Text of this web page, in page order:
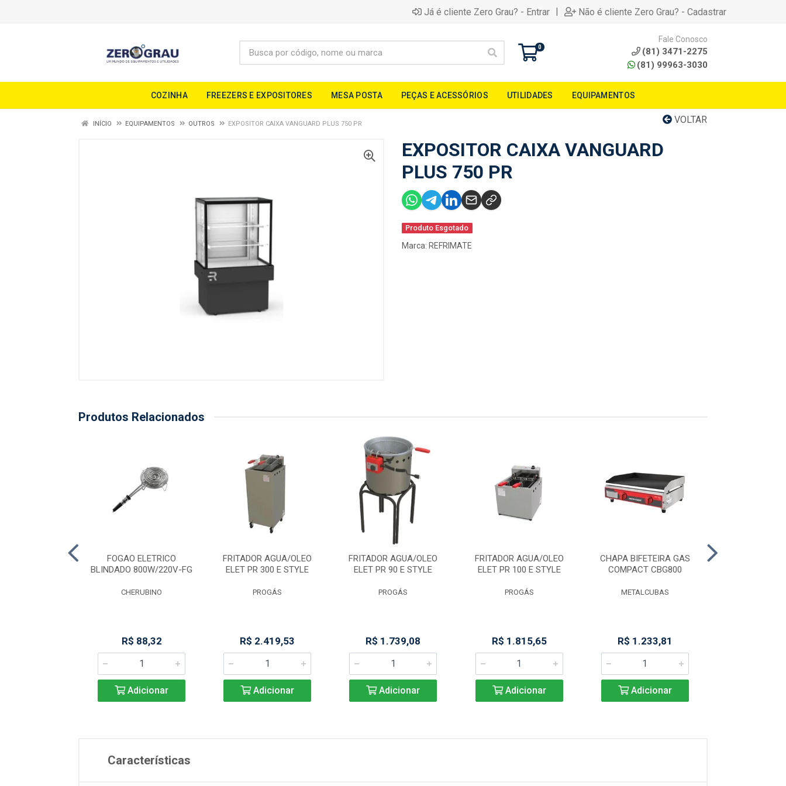
Já é cliente Zero Grau? - Entrar | Não é cliente Zero Grau? - Cadastrar
0
Fale Conosco
(81) 3471-2275
(81) 99963-3030
COZINHA FREEZERS E EXPOSITORES MESA POSTA PEÇAS E ACESSÓRIOS UTILIDADES EQUIPAMENTOS
VOLTAR
INÍCIO EQUIPAMENTOS OUTROS EXPOSITOR CAIXA VANGUARD PLUS 750 PR
EXPOSITOR CAIXA VANGUARD
PLUS 750 PR
Produto Esgotado
Marca: REFRIMATE
Produtos Relacionados
FOGAO ELETRICO
BLINDADO 800W/220V-FG
CHERUBINO
R$ 88,32
Adicionar
FRITADOR AGUA/OLEO
ELET PR 300 E STYLE
PROGÁS
R$ 2.419,53
Adicionar
FRITADOR AGUA/OLEO
ELET PR 90 E STYLE
PROGÁS
R$ 1.739,08
Adicionar
FRITADOR AGUA/OLEO
ELET PR 100 E STYLE
PROGÁS
R$ 1.815,65
Adicionar
CHAPA BIFETEIRA GAS
COMPACT CBG800
METALCUBAS
R$ 1.233,81
Adicionar
Características